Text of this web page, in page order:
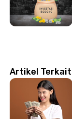
Artikel Terkait